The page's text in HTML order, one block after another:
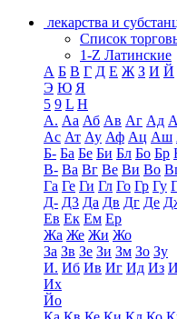
лекарства и
Список
1-Z Латинские
А Б В Г Д Е Ж З И Й
Э Ю Я
5 9 L H
А. Аа Аб Ав Аг Ад
Ас Ат Ау Аф Ац Аш
Б- Ба Бе Би Бл Бо Бр
В- Ва Вг Ве Ви Во
Га Ге Ги Гл Го Гр Гу
Д- Д3 Да Дв Дг Де
Ев Ек Ем Ер
Жа Же Жи Жо
За Зв Зе Зи Зм Зо Зу
И. Иб Ив Иг Ид Из
Их
Йо